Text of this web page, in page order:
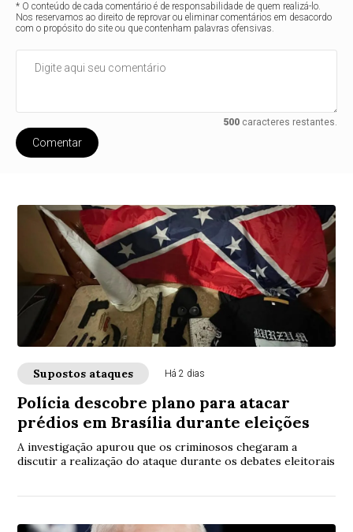
* O conteúdo de cada comentário é de responsabilidade de quem realizá-lo.
Nos reservamos ao direito de reprovar ou eliminar comentários em desacordo
com o propósito do site ou que contenham palavras ofensivas.
500caracteres restantes.
Comentar
Supostos ataques Há 2 dias
Polícia descobre plano para atacar
prédios em Brasília durante eleições
A investigação apurou que os criminosos chegaram a
discutir a realização do ataque durante os debates eleitorais